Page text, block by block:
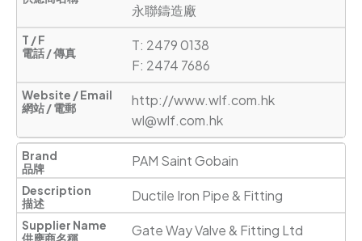
永聯鑄造廠
T: 2479 0138
F: 2474 7686
http://www.wlf.com.hk
wl@wlf.com.hk
PAM Saint Gobain
Ductile Iron Pipe & Fitting
Gate Way Valve & Fitting Ltd